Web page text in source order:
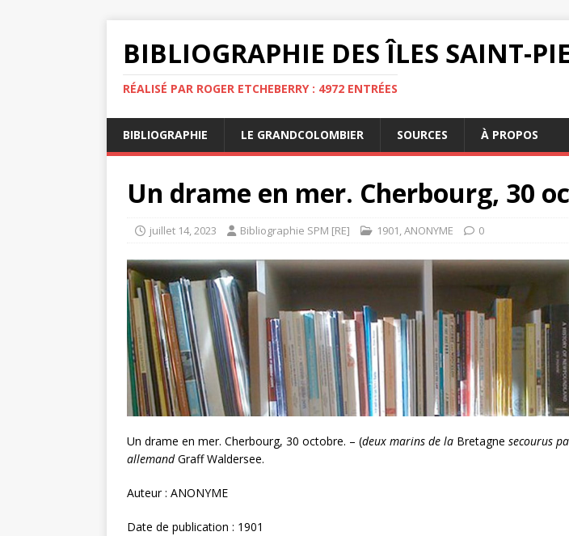
BIBLIOGRAPHIE DES ÎLES SAINT-
RÉALISÉ PAR ROGER ETCHEBERRY : 4972 ENTRÉES
BIBLIOGRAPHIE LE GRANDCOLOMBIER SOURCES À PROPOS
Un drame en mer. Cherbourg, 30
juillet 14, 2023 Bibliographie SPM [RE] 1901,ANONYME 0
Un drame en mer. Cherbourg, 30 octobre. – (deux marins de la Bretagne secourus
allemandGraff Waldersee.
Auteur : ANONYME
Date de publication : 1901